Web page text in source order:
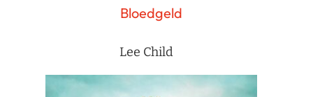
Bloedgeld
Lee Child